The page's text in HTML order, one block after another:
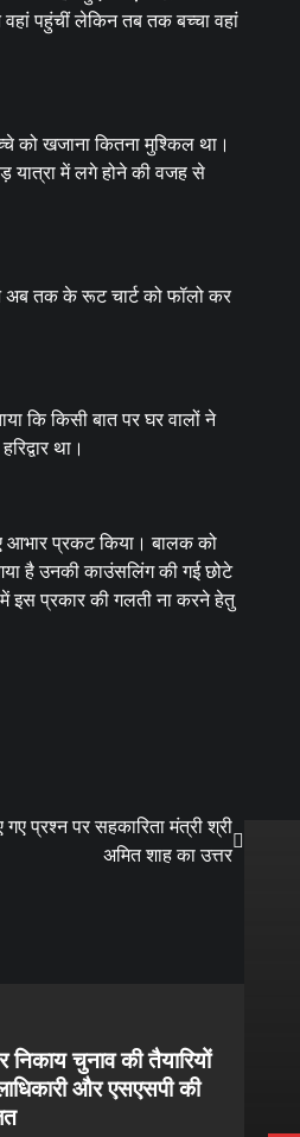
पहुंचीं लेकिन तब तक बच्चा वहां
को खजाना कितना मुश्किल था।
यात्रा में लगे होने की वजह से
अब तक के रूट चार्ट को फॉलो कर
कि किसी बात पर घर वालों ने
था।
आभार प्रकट किया। बालक को
है उनकी काउंसलिंग की गई छोटे
में इस प्रकार की गलती ना करने हेतु
गए प्रश्न पर सहकारिता मंत्री श्री
अमित शाह का उत्तर
निकाय चुनाव की तैयारियों
और एसएसपी की